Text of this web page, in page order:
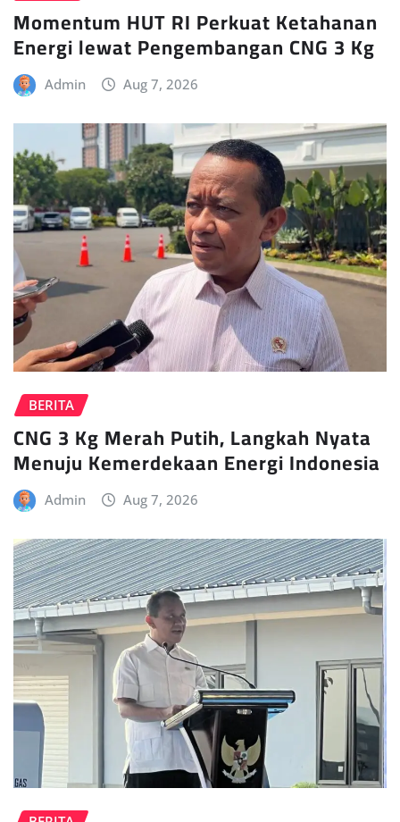
Momentum HUT RI Perkuat Ketahanan
Energi lewat Pengembangan CNG 3 Kg
Admin Aug 7, 2026
BERITA
CNG 3 Kg Merah Putih, Langkah Nyata
Menuju Kemerdekaan Energi Indonesia
Admin Aug 7, 2026